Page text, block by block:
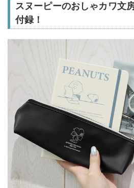
スヌーピーのおしゃカワ文
付録！